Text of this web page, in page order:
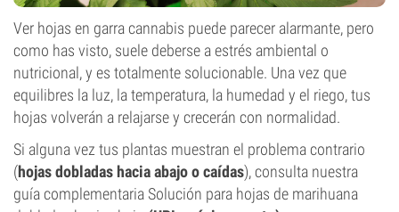
Ver hojas en garra cannabis puede parecer alarmante, pero
como has visto, suele deberse a estrés ambiental o
nutricional, y es totalmente solucionable. Una vez que
equilibres la luz, la temperatura, la humedad y el riego, tus
hojas volverán a relajarse y crecerán con normalidad.
Si alguna vez tus plantas muestran el problema contrario
(hojas dobladas hacia abajo o caídas), consulta nuestra
guía complementaria Solución para hojas de marihuana